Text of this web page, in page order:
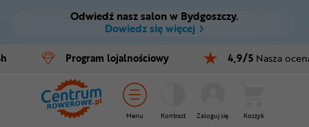
Ctrl M
Menu główne
Informacje o produkcie
Odwiedź nasz salon w Bydgoszczy.
Dowiedz się więcej
Program lojalnościowy 4,9/5 Nasza
Menu Kontrast Zaloguj się Koszyk
Rowery
E-bike
Części